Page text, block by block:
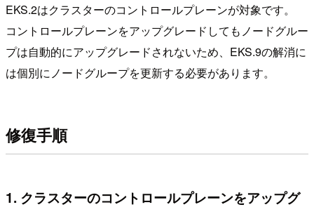
EKS.2はクラスターのコントロールプレーンが対象です。
コントロールプレーンをアップグレードしてもノードグルー
プは自動的にアップグレードされないため、EKS.9の解消に
は個別にノードグループを更新する必要があります。
修復手順
1. クラスターのコントロールプレーンをアップグ